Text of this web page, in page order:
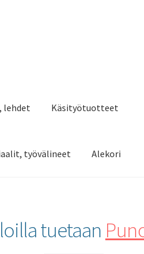
lehdet Käsityötuotteet
työvälineet Alekori
tuetaan